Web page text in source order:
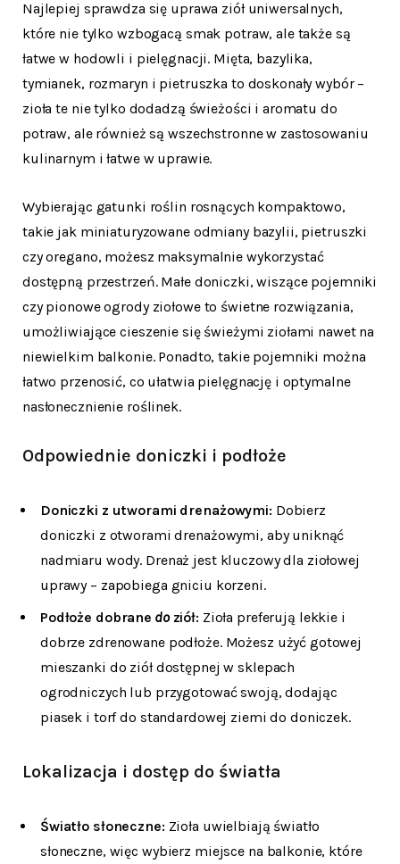
Najlepiej sprawdza się uprawa ziół uniwersalnych,
które nie tylko wzbogacą smak potraw, ale także są
łatwe w hodowli i pielęgnacji. Mięta, bazylika,
tymianek, rozmaryn i pietruszka to doskonały wybór –
zioła te nie tylko dodadzą świeżości i aromatu do
potraw, ale również są wszechstronne w zastosowaniu
kulinarnym i łatwe w uprawie.
Wybierając gatunki roślin rosnących kompaktowo,
takie jak miniaturyzowane odmiany bazylii, pietruszki
czy oregano, możesz maksymalnie wykorzystać
dostępną przestrzeń. Małe doniczki, wiszące pojemniki
czy pionowe ogrody ziołowe to świetne rozwiązania,
umożliwiające cieszenie się świeżymi ziołami nawet na
niewielkim balkonie. Ponadto, takie pojemniki można
łatwo przenosić, co ułatwia pielęgnację i optymalne
nasłonecznienie roślinek.
Odpowiednie doniczki i podłoże
Doniczki z utworami drenażowymi: Dobierz
doniczki z otworami drenażowymi, aby uniknąć
nadmiaru wody. Drenaż jest kluczowy dla ziołowej
uprawy – zapobiega gniciu korzeni.
Podłoże dobrane doziół: Zioła preferują lekkie i
dobrze zdrenowane podłoże. Możesz użyć gotowej
mieszanki do ziół dostępnej w sklepach
ogrodniczych lub przygotować swoją, dodając
piasek i torf do standardowej ziemi do doniczek.
Lokalizacja i dostęp do światła
Światło słoneczne: Zioła uwielbiają światło
słoneczne, więc wybierz miejsce na balkonie, które